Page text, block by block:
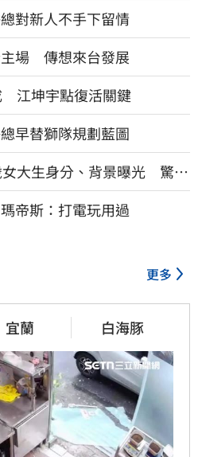
對新人不手下留情
場 傳想來台發展
江坤宇點復活關鍵
早替獅隊規劃藍圖
大生身分、背景曝光 驚見
帝斯：打電玩用過
更多
宜蘭 白海豚